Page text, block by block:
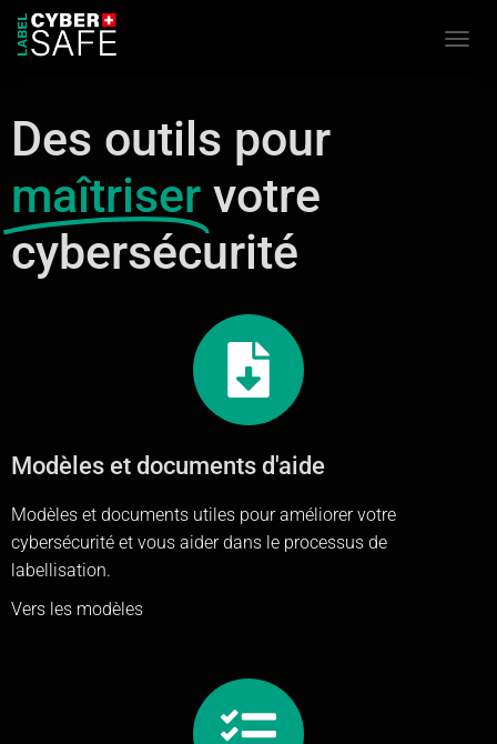
Des outils pour
maîtriser votre
cybersécurité​
Modèles et documents d'aide
Modèles et documents utiles pour améliorer votre
cybersécurité et vous aider dans le processus de
labellisation.
Vers les modèles